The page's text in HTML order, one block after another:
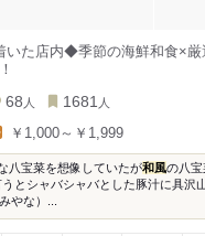
いた店内◆季節の海鮮和食×厳
68 人 1681 人
￥1,000～￥1,999
八宝菜を想像していたが和風の八宝
とシャバシャバとした豚汁に具沢
やな）...